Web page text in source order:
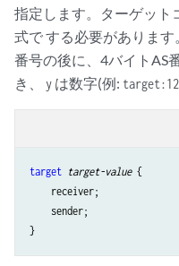
指定します。ターゲット
式で する必要があります
番号の後に、4バイトAS
き、 y は数字(例:
target target-value {
    receiver;
    sender;